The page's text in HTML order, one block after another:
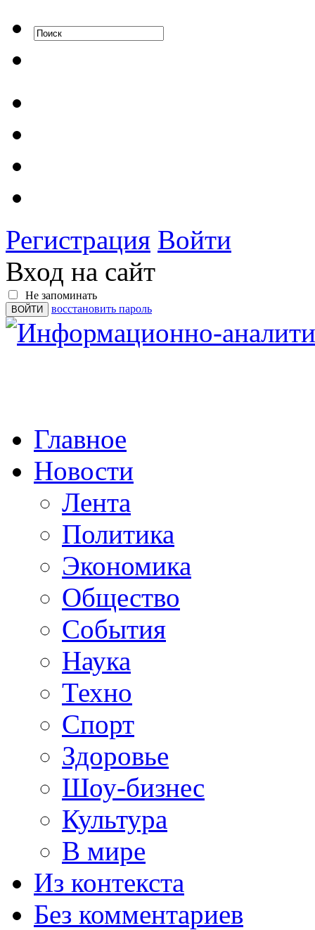
Регистрация Войти
Вход на сайт
Не запоминать
восстановить пароль
Главное
Новости
Лента
Политика
Экономика
Общество
События
Наука
Техно
Спорт
Здоровье
Шоу-бизнес
Культура
В мире
Из контекста
Без комментариев